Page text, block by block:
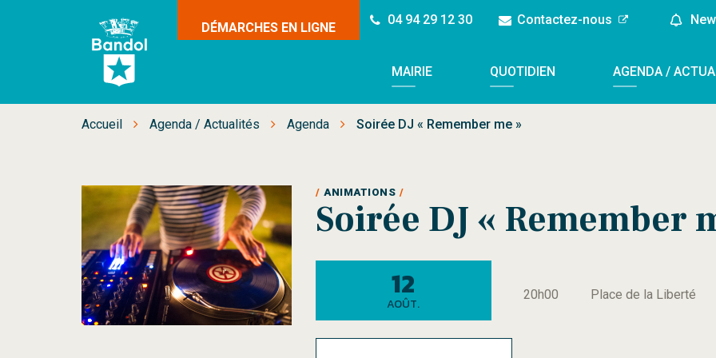
DÉMARCHES EN LIGNE
04 94 29 12 30 Contactez-nous
Site
officiel
ville
MAIRIE QUOTIDIEN AGENDA /
Accueil Agenda / Actualités Agenda Soirée DJ « Remember me »
ANIMATIONS
Soirée DJ « Remember
Le
12
AOÛT.
20h00 Place de la Liberté